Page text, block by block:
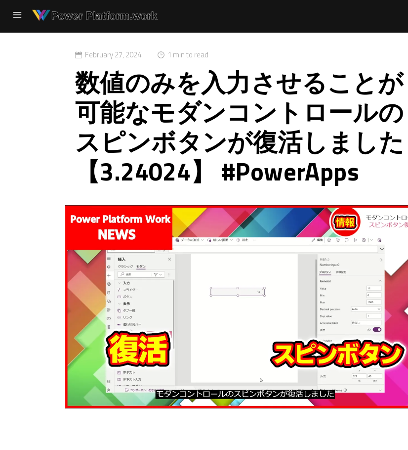
February 27, 2024 1 min to read
数値のみを入力させることが
可能なモダンコントロールの
スピンボタンが復活しました
【3.24024】 #PowerApps